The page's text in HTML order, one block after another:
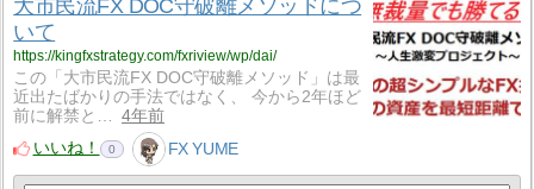
大市民流FX DOC守破離メソッドにつ
いて
https://kingfxstrategy.com/fxriview/wp/dai/
この「大市民流FX DOC守破離メソッド」は最
近出たばかりの手法ではなく、 今から2年ほど
前に解禁と…
4年前
いいね！
0 FX YUME